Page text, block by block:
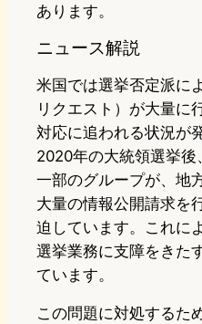
あります。
ニュース解説
米国では選挙否定派に
リクエスト）が大量に
対応に追われる状況が
2020年の大統領選挙後
一部のグループが、地
大量の情報公開請求を
迫しています。これに
選挙業務に支障をきた
ています。
この問題に対処するた